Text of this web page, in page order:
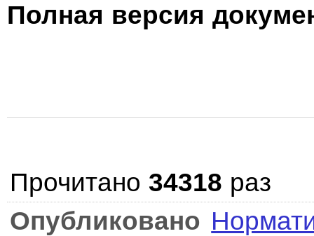
Полная версия
Прочитано 34318 раз
Опубликовано